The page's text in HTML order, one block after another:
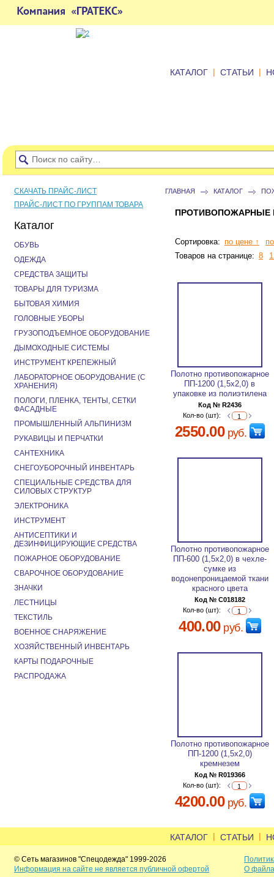
КАТАЛОГ | СТАТЬИ |
ГЛАВНАЯ КАТАЛОГ
ПРОТИВОПОЖАРНЫЕ
Сортировка: по цене ↑
Товаров на странице: 8
Полотно противопожарное
ПП-1200 (1,5х2,0) в
упаковке из полиэтилена
Код № R2436
Кол-во (шт):
2550.00руб.
Полотно противопожарное
ПП-600 (1,5х2,0) в чехле-
сумке из
водонепроницаемой ткани
красного цвета
Код № C018182
Кол-во (шт):
400.00руб.
Полотно противопожарное
ПП-1200 (1,5х2,0)
кремнезем
Код № R019366
Кол-во (шт):
4200.00руб.
СКАЧАТЬ ПРАЙС-ЛИСТ
ПРАЙС-ЛИСТ ПО ГРУППАМ ТОВАРА
Каталог
ОБУВЬ
ОДЕЖДА
СРЕДСТВА ЗАЩИТЫ
ТОВАРЫ ДЛЯ ТУРИЗМА
БЫТОВАЯ ХИМИЯ
ГОЛОВНЫЕ УБОРЫ
ГРУЗОПОДЪЕМНОЕ ОБОРУДОВАНИЕ
ДЫМОХОДНЫЕ СИСТЕМЫ
ИНСТРУМЕНТ КРЕПЕЖНЫЙ
ЛАБОРАТОРНОЕ ОБОРУДОВАНИЕ (С
ХРАНЕНИЯ)
ПОЛОГИ, ПЛЕНКА, ТЕНТЫ, СЕТКИ
ФАСАДНЫЕ
ПРОМЫШЛЕННЫЙ АЛЬПИНИЗМ
РУКАВИЦЫ И ПЕРЧАТКИ
САНТЕХНИКА
СНЕГОУБОРОЧНЫЙ ИНВЕНТАРЬ
СПЕЦИАЛЬНЫЕ СРЕДСТВА ДЛЯ
СИЛОВЫХ СТРУКТУР
ЭЛЕКТРОНИКА
ИНСТРУМЕНТ
АНТИСЕПТИКИ И
ДЕЗИНФИЦИРУЮЩИЕ СРЕДСТВА
ПОЖАРНОЕ ОБОРУДОВАНИЕ
СВАРОЧНОЕ ОБОРУДОВАНИЕ
ЗНАЧКИ
ЛЕСТНИЦЫ
ТЕКСТИЛЬ
ВОЕННОЕ СНАРЯЖЕНИЕ
ХОЗЯЙСТВЕННЫЙ ИНВЕНТАРЬ
КАРТЫ ПОДАРОЧНЫЕ
РАСПРОДАЖА
КАТАЛОГ | СТАТЬИ |
© Сеть магазинов "Спецодежда" 1999-2026
Информация на сайте не является публичной офертой
О